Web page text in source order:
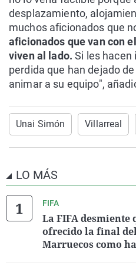
desplazamiento,
muchos aficionados que
aficionados que van con
viven al lado.Si les hacen
perdida que han dejado
animar a su equipo",
Unai Simón Villarreal
LO MÁS
FIFA
La FIFA
ofrecido la final
Marruecos como